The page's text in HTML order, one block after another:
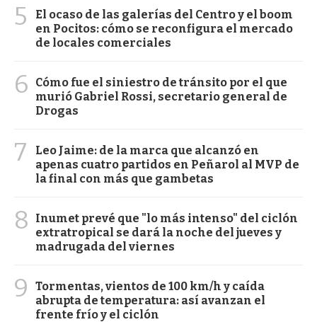
5
El ocaso de las galerías del Centro y el boom
en Pocitos: cómo se reconfigura el mercado
de locales comerciales
6
Cómo fue el siniestro de tránsito por el que
murió Gabriel Rossi, secretario general de
Drogas
7
Leo Jaime: de la marca que alcanzó en
apenas cuatro partidos en Peñarol al MVP de
la final con más que gambetas
8
Inumet prevé que "lo más intenso" del ciclón
extratropical se dará la noche del jueves y
madrugada del viernes
9
Tormentas, vientos de 100 km/h y caída
abrupta de temperatura: así avanzan el
frente frío y el ciclón